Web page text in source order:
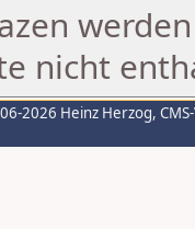
nicht
2026 Heinz Herzog,